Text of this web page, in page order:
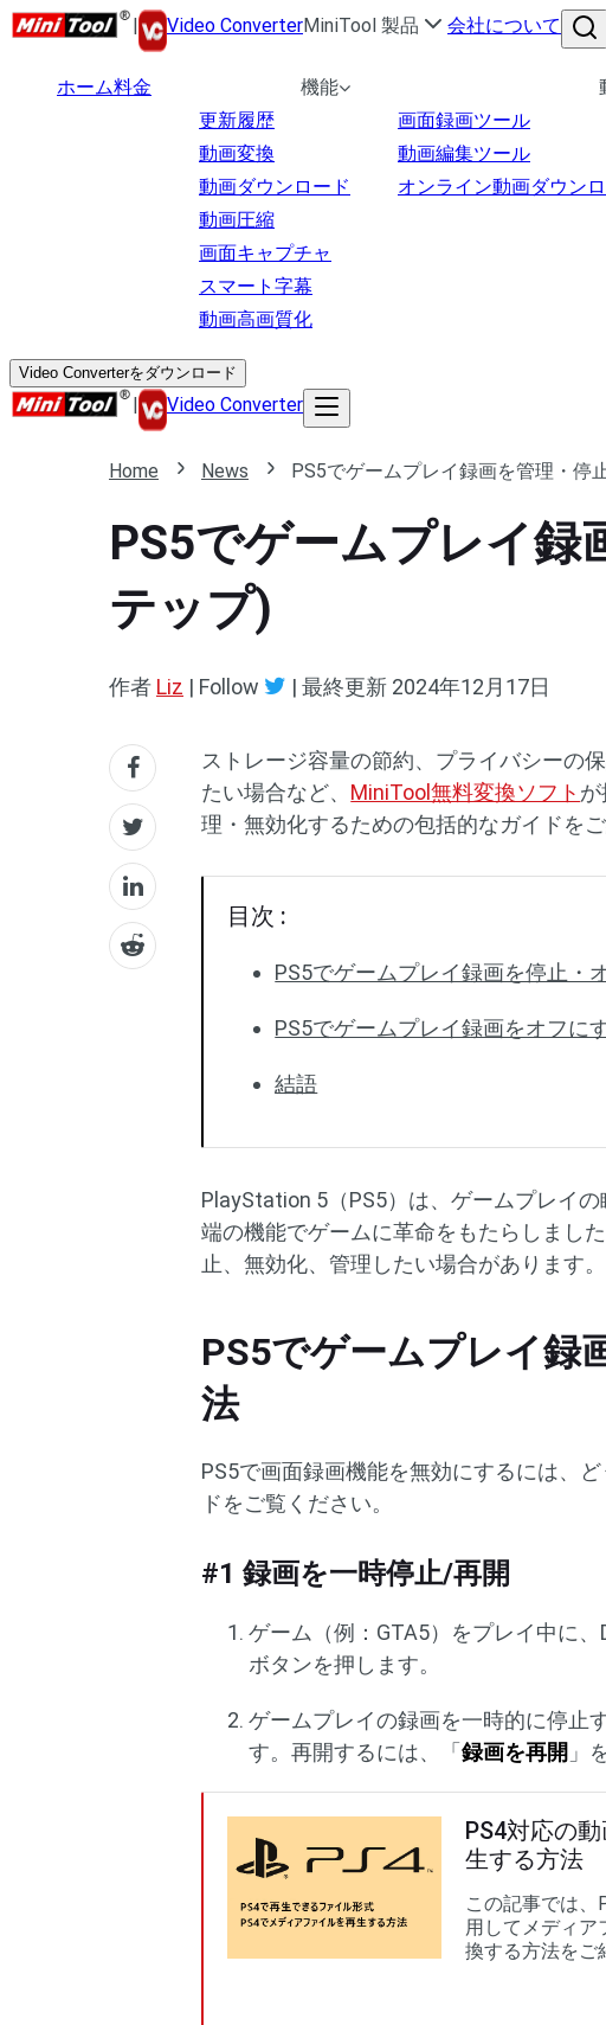
| Video ConverterMiniTool 製品 会社について
ホーム料金
機能
更新履歴
動画変換
動画ダウンロード
動画圧縮
画面キャプチャ
スマート字幕
動画高画質化
画面録画ツール
動画編集ツール
オンライン動画ダウン
Video Converterをダウンロード
| Video Converter
Home News PS5でゲームプレイ録画を管理・停
PS5でゲームプレイ録
テップ)
作者 Liz | Follow | 最終更新 2024年12月17日
ストレージ容量の節約、プライバシーの
たい場合など、 MiniTool無料変換ソフト
理・無効化するための包括的なガイドをご
目次 :
PS5でゲームプレイ録画を停止・
PS5でゲームプレイ録画をオフに
結語
PlayStation 5（PS5）は、ゲームプレイ
端の機能でゲームに革命をもたらしまし
止、無効化、管理したい場合があります。
PS5でゲームプレイ録
法
PS5で画面録画機能を無効にするには、
ドをご覧ください。
#1 録画を一時停止/再開
ゲーム（例：GTA5）をプレイ中に
ボタンを押します。
ゲームプレイの録画を一時的に停止
す。再開するには、「録画を再開 」
PS4対応の
生する方法
この記事では、
用してメディア
換する方法をご